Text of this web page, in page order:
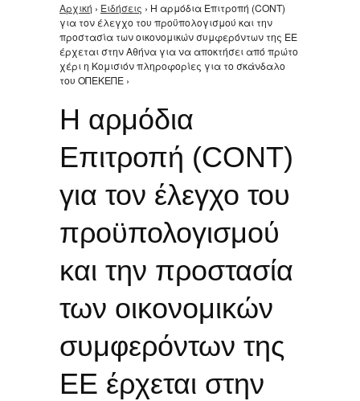
Είστε εδώ
Αρχική › Ειδήσεις › Η αρμόδια Επιτροπή (CONT)
για τον έλεγχο του προϋπολογισμού και την
προστασία των οικονομικών συμφερόντων της ΕΕ
έρχεται στην Αθήνα για να αποκτήσει από πρώτο
χέρι η Κομισιόν πληροφορίες για το σκάνδαλο
του ΟΠΕΚΕΠΕ ›
Η αρμόδια
Επιτροπή (CONT)
για τον έλεγχο του
προϋπολογισμού
και την προστασία
των οικονομικών
συμφερόντων της
ΕΕ έρχεται στην